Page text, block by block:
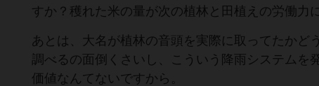
すか？穫れた米の量が次の植林と田植えの労働力
あとは、大名が植林の音頭を実際に取ってたかど
調べるの面倒くさいし、こういう降雨システムを
価値なんてないですから。